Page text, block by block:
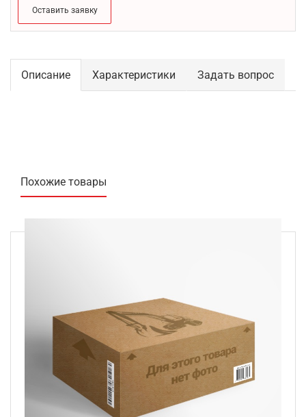
Оставить заявку
Описание Характеристики Задать вопрос
Похожие товары